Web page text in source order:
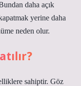
daha açık
yerine daha
neden olur.
sahiptir. Göz